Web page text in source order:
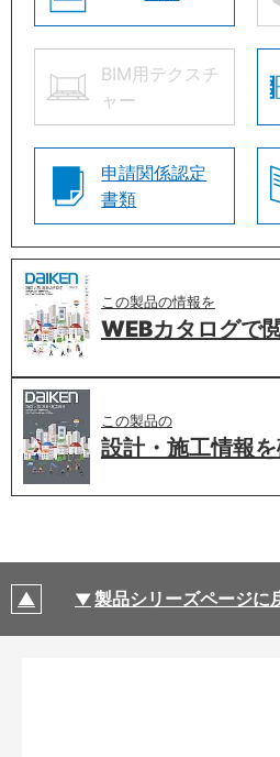
BIM用テクスチ
ャー
申請関係認定
書類
この製品の情報を
WEBカタログで
この製品の
設計・施工情報を
製品シリーズページに